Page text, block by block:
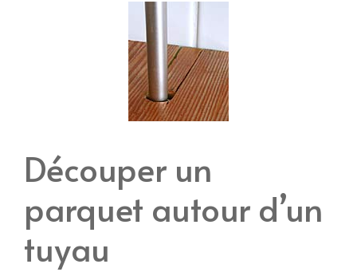
Découper un
parquet autour d’un
tuyau